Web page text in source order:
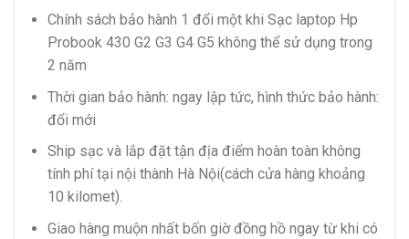
Chính sách bảo hành 1 đổi một khi Sạc laptop Hp
Probook 430 G2 G3 G4 G5 không thể sử dụng trong
2 năm
Thời gian bảo hành: ngay lập tức, hình thức bảo hành:
đổi mới
Ship sạc và lắp đặt tận địa điểm hoàn toàn không
tính phí tại nội thành Hà Nội(cách cửa hàng khoảng
10 kilomet).
Giao hàng muộn nhất bốn giờ đồng hồ ngay từ khi có